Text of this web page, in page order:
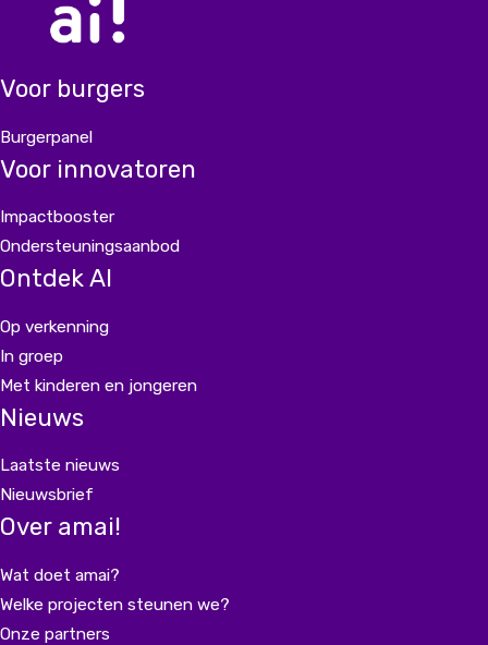
Voor burgers
Burgerpanel
Voor innovatoren
Impactbooster
Ondersteuningsaanbod
Ontdek AI
Op verkenning
In groep
Met kinderen en jongeren
Nieuws
Laatste nieuws
Nieuwsbrief
Over amai!
Wat doet amai?
Welke projecten steunen we?
Onze partners